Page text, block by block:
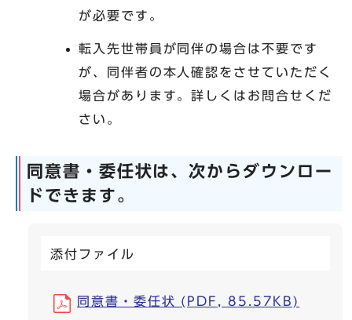
が必要です。
転入先世帯員が同伴の場合は不要です
が、同伴者の本人確認をさせていただく
場合があります。詳しくはお問合せくだ
さい。
同意書・委任状は、次からダウンロー
ドできます。
添付ファイル
同意書・委任状 (PDF, 85.57KB)